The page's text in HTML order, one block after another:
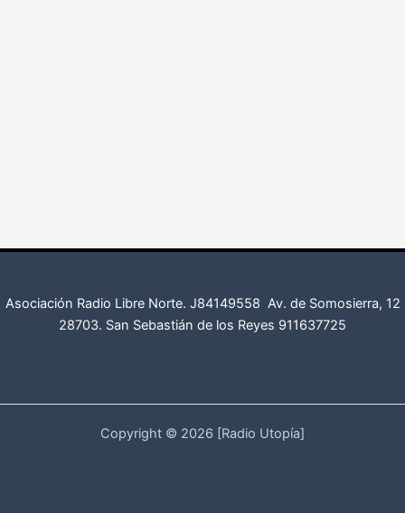
Asociación Radio Libre Norte. J84149558 Av. de Somosierra, 12
28703. San Sebastián de los Reyes 911637725
Copyright © 2026 [Radio Utopía]